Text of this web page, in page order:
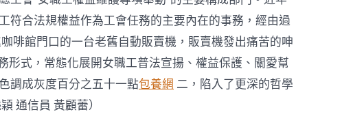
符合法規權益作為工會任務的主要內在的事務，經由過
啡館門口的一台老舊自動販賣機，販賣機發出痛苦的呻
形式，常態化展開女職工普法宣揚、權益保護、關愛幫
調成灰度百分之五十一點包養網 二，陷入了更深的哲學
通信員 黃顧蕾）